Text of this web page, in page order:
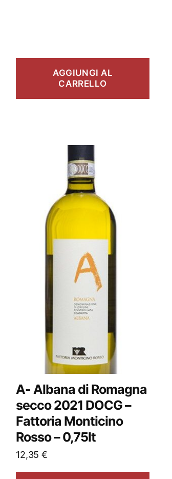
AGGIUNGI AL
CARRELLO
A- Albana di Romagna
secco 2021 DOCG –
Fattoria Monticino
Rosso – 0,75lt
12,35 €